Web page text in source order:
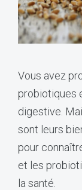
Vous avez
probiotiques
digestive.
sont leurs
pour
et les
la santé.